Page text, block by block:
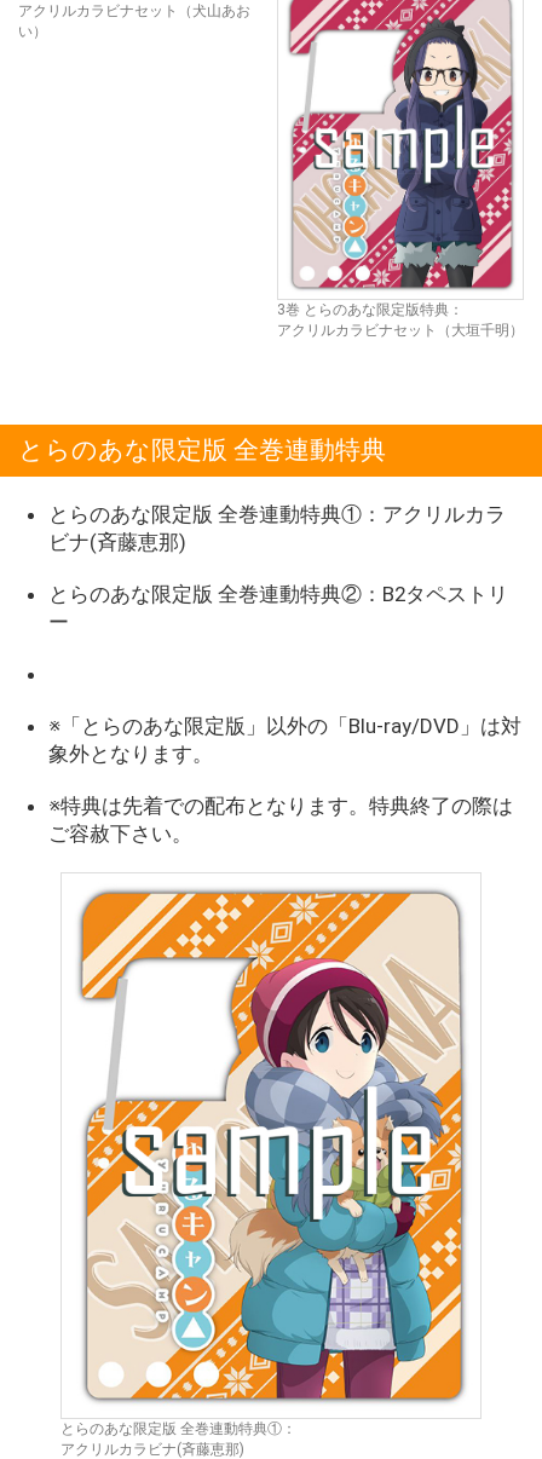
アクリルカラビナセット（犬山あお
い）
3巻 とらのあな限定版特典：
アクリルカラビナセット（大垣千明）
とらのあな限定版 全巻連動特典
とらのあな限定版 全巻連動特典①：アクリルカラ
ビナ(斉藤恵那)
とらのあな限定版 全巻連動特典②：B2タペストリ
ー
※「とらのあな限定版」以外の「Blu-ray/DVD」は対
象外となります。
※特典は先着での配布となります。特典終了の際は
ご容赦下さい。
とらのあな限定版 全巻連動特典①：
アクリルカラビナ(斉藤恵那)